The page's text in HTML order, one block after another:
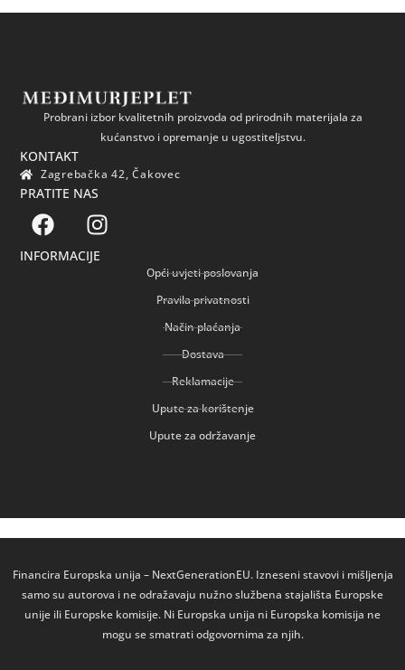
Probrani izbor kvalitetnih proizvoda od prirodnih materijala za
kućanstvo i opremanje u ugostiteljstvu.
KONTAKT
Zagrebačka 42, Čakovec
PRATITE NAS
INFORMACIJE
Opći uvjeti poslovanja
Pravila privatnosti
Način plaćanja
Dostava
Reklamacije
Upute za korištenje
Upute za održavanje
Financira Europska unija – NextGenerationEU. Izneseni stavovi i mišljenja
samo su autorova i ne odražavaju nužno službena stajališta Europske
unije ili Europske komisije. Ni Europska unija ni Europska komisija ne
mogu se smatrati odgovornima za njih.